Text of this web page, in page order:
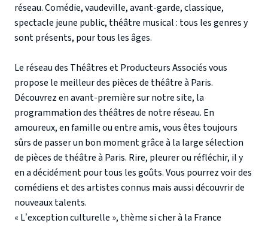
réseau.Comédie, vaudeville, avant-garde, classique,
spectacle jeune public, théâtre musical : tous les genres y
sont présents, pour tous les âges.
Le réseau des Théâtres et Producteurs Associés vous
propose le meilleur des pièces de théâtre à Paris.
Découvrez en avant-première sur notre site, la
programmation des théâtres de notre réseau. En
amoureux, en famille ou entre amis, vous êtes toujours
sûrs de passer un bon moment grâce à la large sélection
de pièces de théâtre à Paris. Rire, pleurer ou réfléchir, il y
en a décidément pour tous les goûts. Vous pourrez voir des
comédiens et des artistes connus mais aussi découvrir de
nouveaux talents.
« L’exception culturelle », thème si cher à la France